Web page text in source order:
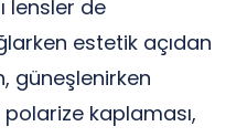
lensler de
estetik açıdan
güneşlenirken
polarize kaplaması,